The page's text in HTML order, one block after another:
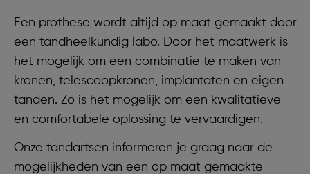
Een prothese wordt altijd op maat gemaakt door
een tandheelkundig labo. Door het maatwerk is
het mogelijk om een combinatie te maken van
kronen, telescoopkronen, implantaten en eigen
tanden. Zo is het mogelijk om een kwalitatieve
en comfortabele oplossing te vervaardigen.
Onze tandartsen informeren je graag naar de
mogelijkheden van een op maat gemaakte